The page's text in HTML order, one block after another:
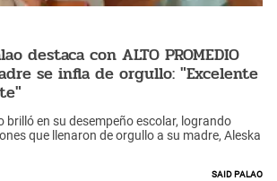
destaca con ALTO PROMEDIO
se infla de orgullo: "Excelente
brilló en su desempeño escolar, logrando
que llenaron de orgullo a su madre, Aleska
Said Palao